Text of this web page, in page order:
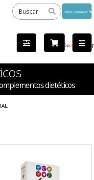
by
dietéticos